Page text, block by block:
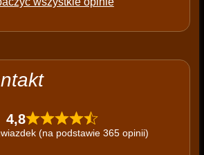
4,8
(na podstawie 365 opinii)